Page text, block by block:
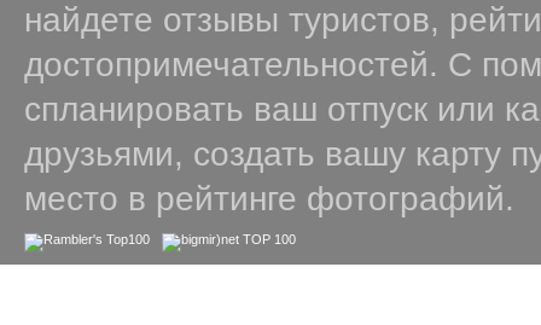
найдете отзывы туристов,
достопримечательностей. С
спланировать ваш отпуск или
друзьями, создать вашу карту
место в рейтинге фотографий.